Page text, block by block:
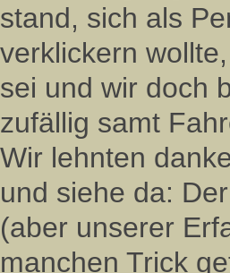
stand, sich als
verklickern
sei und wir doch
zufällig samt
Wir lehnten
und siehe da:
(aber unserer
manchen Trick